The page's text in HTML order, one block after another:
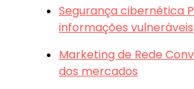
Segurança cibernética
informações vulneráveis
Marketing de Rede
dos mercados